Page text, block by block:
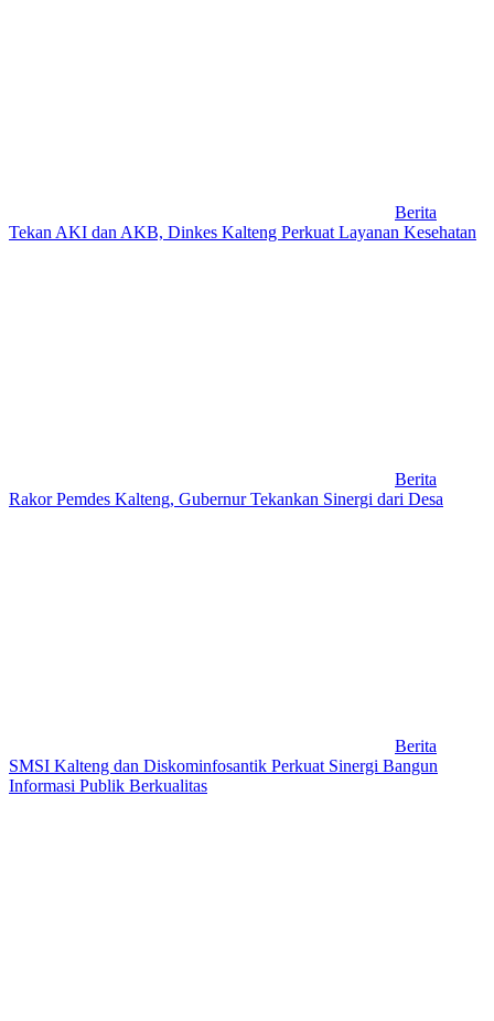
Berita
Tekan AKI dan AKB, Dinkes Kalteng Perkuat Layanan Kesehatan
Berita
Rakor Pemdes Kalteng, Gubernur Tekankan Sinergi dari Desa
Berita
SMSI Kalteng dan Diskominfosantik Perkuat Sinergi Bangun
Informasi Publik Berkualitas